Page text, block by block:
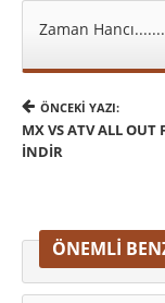
Zaman
ÖNCEKI YAZI:
MX VS ATV ALL OUT
İNDIR
ÖNEMLI